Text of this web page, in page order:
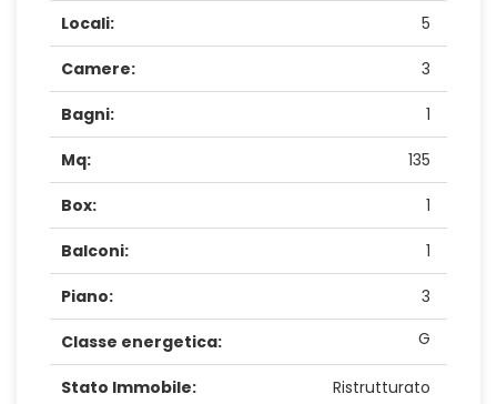
Locali: 5
Camere: 3
Bagni: 1
Mq: 135
Box: 1
Balconi: 1
Piano: 3
Classe energetica: G
Stato Immobile: Ristrutturato